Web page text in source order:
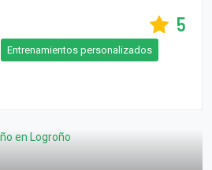
5
Entrenamientos personalizados